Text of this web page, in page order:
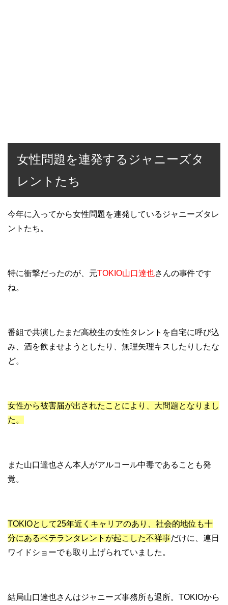
女性問題を連発するジャニーズタ
レントたち
今年に入ってから女性問題を連発しているジャニーズタレ
ントたち。
特に衝撃だったのが、元TOKIO山口達也さんの事件です
ね。
番組で共演したまだ高校生の女性タレントを自宅に呼び込
み、酒を飲ませようとしたり、無理矢理キスしたりしたな
ど。
女性から被害届が出されたことにより、大問題となりまし
た。
また山口達也さん本人がアルコール中毒であることも発
覚。
TOKIOとして25年近くキャリアのあり、社会的地位も十
分にあるベテランタレントが起こした不祥事だけに、連日
ワイドショーでも取り上げられていました。
結局山口達也さんはジャニーズ事務所も退所。TOKIOから